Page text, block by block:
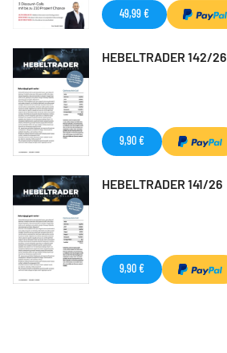
49,99 €
HEBELTRADER 142/26
9,90 €
HEBELTRADER 141/26
9,90 €